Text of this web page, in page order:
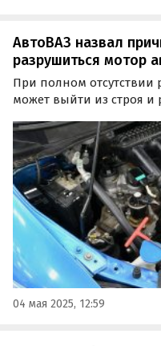
АвтоВАЗ назвал
разрушиться мотор
При полном отсутствии
может выйти из строя и
соответствующий
компании во
04 мая 2025, 12:59